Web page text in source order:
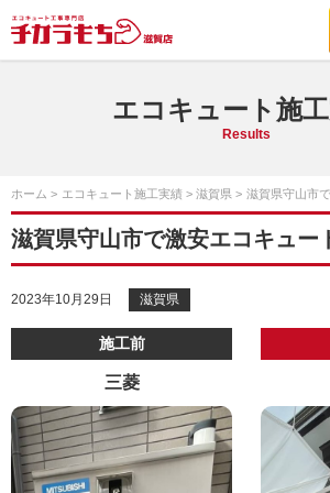
エコキュート施
Results
ホーム エコキュート施工実績 滋賀県 滋賀県守山市
滋賀県守山市で激安エコキュー
2023年10月29日 滋賀県
施工前
三菱